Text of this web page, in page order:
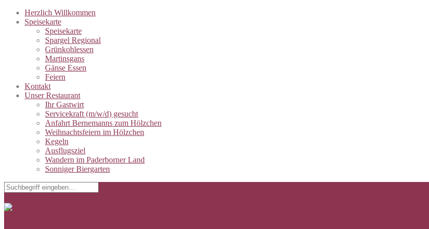
Herzlich Willkommen
Speisekarte
Speisekarte
Spargel Regional
Grünkohlessen
Martinsgans
Gänse Essen
Feiern
Kontakt
Unser Restaurant
Ihr Gastwirt
Servicekraft (m/w/d) gesucht
Anfahrt Bernemanns zum Hölzchen
Weihnachtsfeiern im Hölzchen
Kegeln
Ausflugsziel
Wandern im Paderborner Land
Sonniger Biergarten